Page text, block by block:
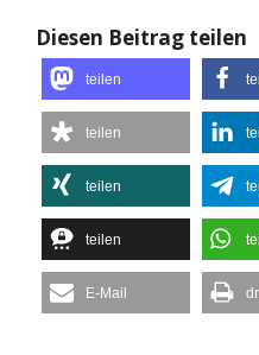
Diesen Beitrag teilen
teilen
teilen
teilen
teilen
E-Mail